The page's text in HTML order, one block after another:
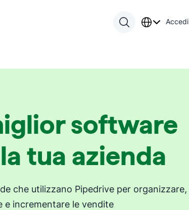
Accedi
software
tua azienda
che utilizzano Pipedrive per organizzare,
e incrementare le vendite